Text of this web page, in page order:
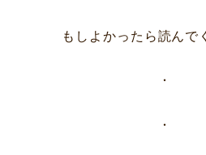
もしよかったら読んで
・
・